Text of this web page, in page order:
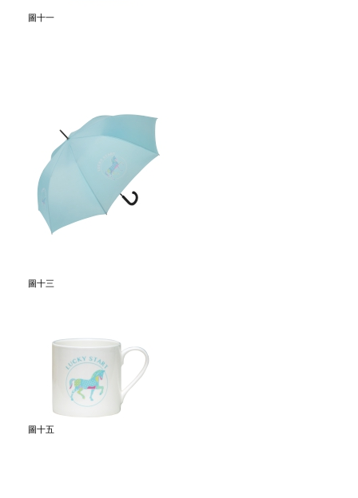
圖十一
圖十三
圖十五